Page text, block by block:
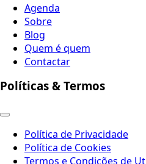
Agenda
Sobre
Blog
Quem é quem
Contactar
Políticas & Termos
Política de Privacidade
Política de Cookies
Termos e Condições de